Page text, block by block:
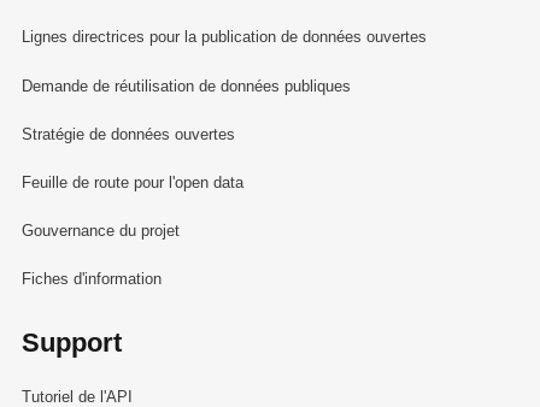
Lignes directrices pour la publication de données ouvertes
Demande de réutilisation de données publiques
Stratégie de données ouvertes
Feuille de route pour l'open data
Gouvernance du projet
Fiches d'information
Support
Tutoriel de l'API